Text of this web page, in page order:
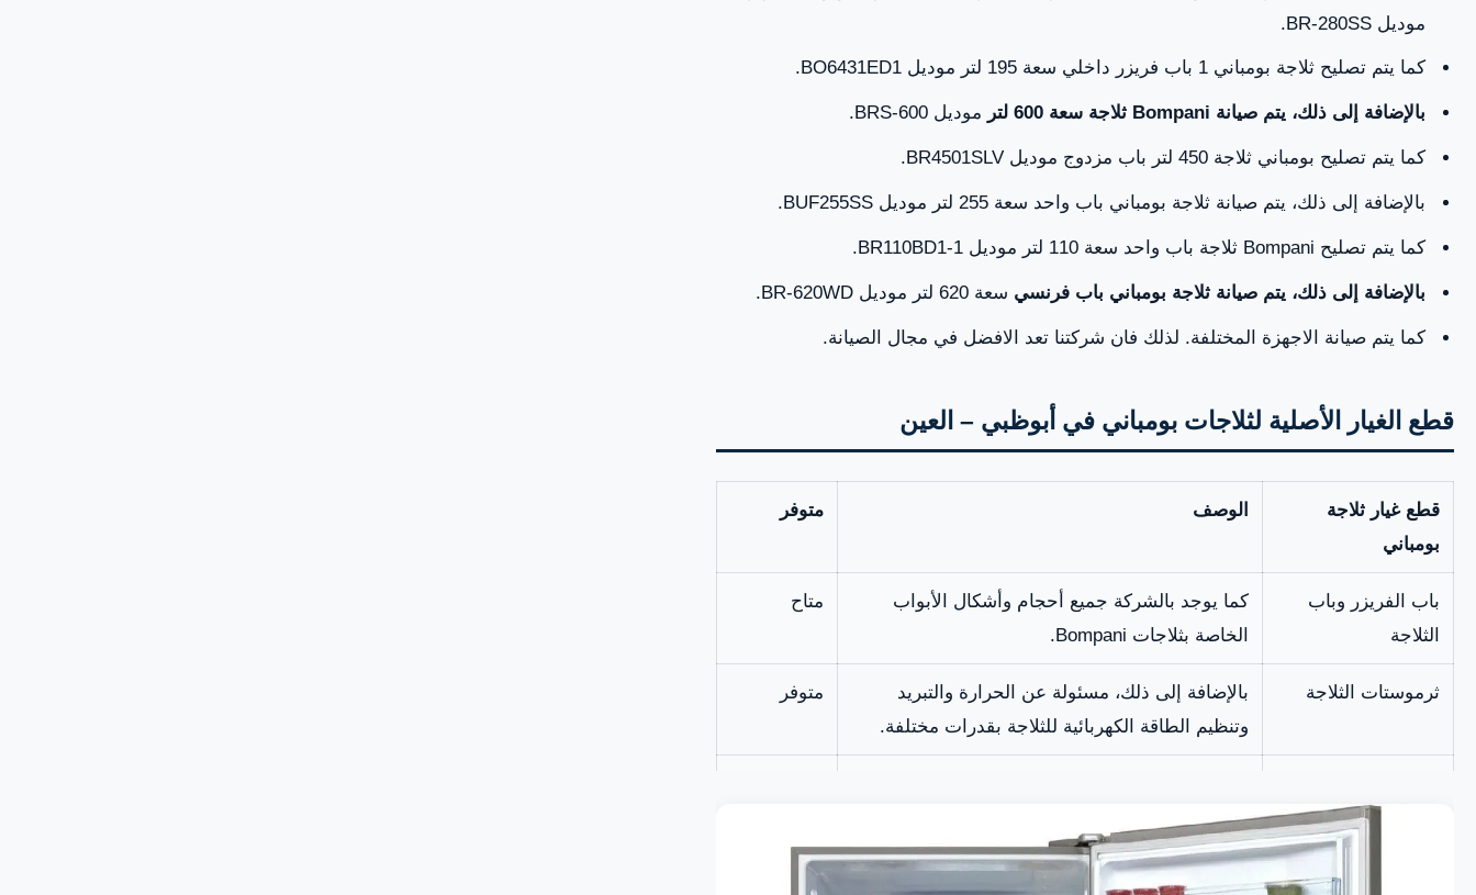
موديل BR-280SS.
كما يتم تصليح ثلاجة بومباني 1 باب فريزر داخلي سعة 195 لتر موديل BO6431ED1.
بالإضافة إلى ذلك، يتم صيانة Bompani ثلاجة سعة 600 لتر موديل BRS-600.
كما يتم تصليح بومباني ثلاجة 450 لتر باب مزدوج موديل BR4501SLV.
بالإضافة إلى ذلك، يتم صيانة ثلاجة بومباني باب واحد سعة 255 لتر موديل BUF255SS.
كما يتم تصليح Bompani ثلاجة باب واحد سعة 110 لتر موديل BR110BD1-1.
بالإضافة إلى ذلك، يتم صيانة ثلاجة بومباني باب فرنسي سعة 620 لتر موديل BR-620WD.
كما يتم صيانة الاجهزة المختلفة. لذلك فان شركتنا تعد الافضل في مجال الصيانة.
قطع الغيار الأصلية لثلاجات بومباني في أبوظبي – العين
قطع غيار ثلاجة
بومباني
الوصف متوفر
باب الفريزر وباب
الثلاجة
كما يوجد بالشركة جميع أحجام وأشكال الأبواب
الخاصة بثلاجات Bompani.
متاح
ثرموستات الثلاجة
بالإضافة إلى ذلك، مسئولة عن الحرارة والتبريد
وتنظيم الطاقة الكهربائية للثلاجة بقدرات مختلفة.
متوفر
أجود الخامات للحفاظ على عمر أطول للأرفف.
الجسم الخارجي كما توفر الشركة جسم الثلاجة الأصلي المقاوم متوفر